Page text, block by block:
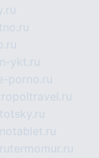
ykt.ru
porno.ru
termomur.ru